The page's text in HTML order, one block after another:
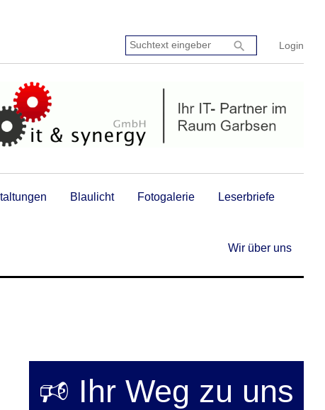
Login
Suchtext
eingeben:
search
Blaulicht Fotogalerie Leserbriefe
Wir über uns
🕫 Ihr Weg zu uns